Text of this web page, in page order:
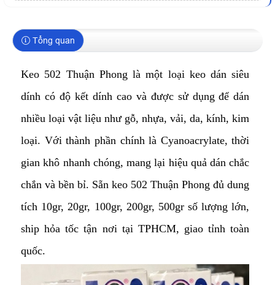
Tổng quan
Keo 502 Thuận Phong là một loại keo dán siêu
dính có độ kết dính cao và được sử dụng để dán
nhiều loại vật liệu như gỗ, nhựa, vải, da, kính, kim
loại. Với thành phần chính là Cyanoacrylate, thời
gian khô nhanh chóng, mang lại hiệu quả dán chắc
chắn và bền bỉ. Sẵn keo 502 Thuận Phong đủ dung
tích 10gr, 20gr, 100gr, 200gr, 500grsố lượng lớn,
ship hỏa tốc tận nơi tại TPHCM, giao tỉnh toàn
quốc.